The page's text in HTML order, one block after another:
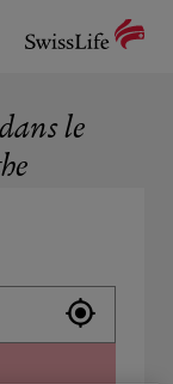
le
Utiliser